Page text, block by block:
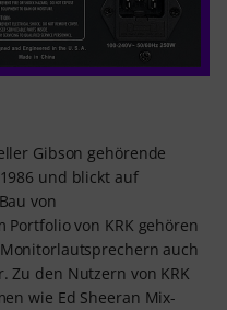
Gibson gehörende
und blickt auf
von
von KRK gehören
auch
Zu den Nutzern von KRK
wie Ed Sheeran Mix-